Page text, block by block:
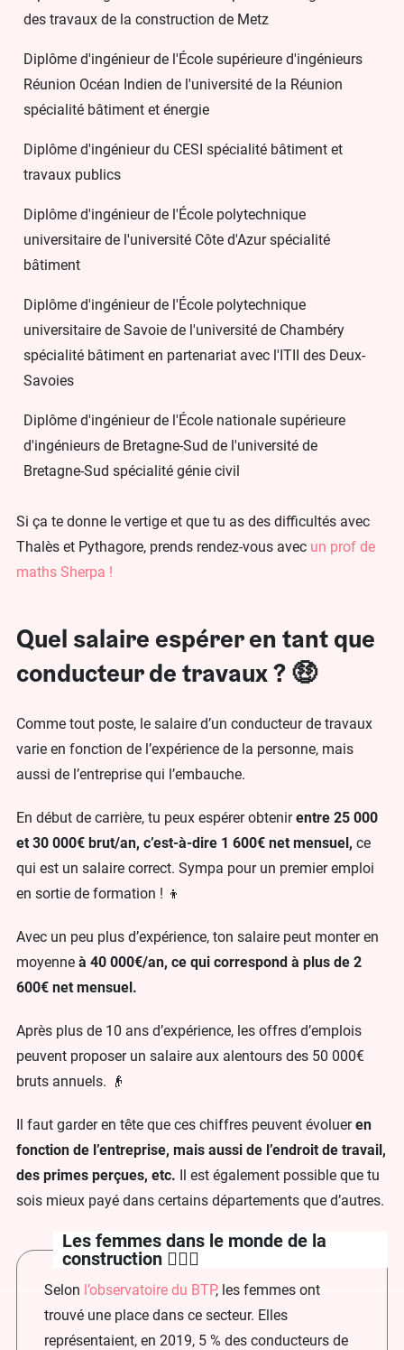
des travaux de la construction de Metz
Diplôme d'ingénieur de l'École supérieure d'ingénieurs
Réunion Océan Indien de l'université de la Réunion
spécialité bâtiment et énergie
Diplôme d'ingénieur du CESI spécialité bâtiment et
travaux publics
Diplôme d'ingénieur de l'École polytechnique
universitaire de l'université Côte d'Azur spécialité
bâtiment
Diplôme d'ingénieur de l'École polytechnique
universitaire de Savoie de l'université de Chambéry
spécialité bâtiment en partenariat avec l'ITII des Deux-
Savoies
Diplôme d'ingénieur de l'École nationale supérieure
d'ingénieurs de Bretagne-Sud de l'université de
Bretagne-Sud spécialité génie civil
Si ça te donne le vertige et que tu as des difficultés avec
Thalès et Pythagore, prends rendez-vous avec un prof de
maths Sherpa !
Quel salaire espérer en tant que
conducteur de travaux ? 🤑
Comme tout poste, le salaire d’un conducteur de travaux
varie en fonction de l’expérience de la personne, mais
aussi de l’entreprise qui l’embauche.
En début de carrière, tu peux espérer obtenirentre 25 000
et 30 000€ brut/an, c’est-à-dire 1 600€ net mensuel, ce
qui est un salaire correct. Sympa pour un premier emploi
en sortie de formation ! 👦
Avec un peu plus d’expérience, ton salaire peut monter en
moyenne à 40 000€/an, ce qui correspond à plus de 2
600€ net mensuel.
Après plus de 10 ans d’expérience, les offres d’emplois
peuvent proposer un salaire aux alentours des 50 000€
bruts annuels. 👴
Il faut garder en tête que ces chiffres peuvent évolueren
fonction de l’entreprise, mais aussi de l’endroit de travail,
des primes perçues, etc. Il est également possible que tu
sois mieux payé dans certains départements que d’autres.
Les femmes dans le monde de la
construction 👷🏻‍♀️
Selon l’observatoire du BTP, les femmes ont
trouvé une place dans ce secteur. Elles
représentaient, en 2019, 5 % des conducteurs de